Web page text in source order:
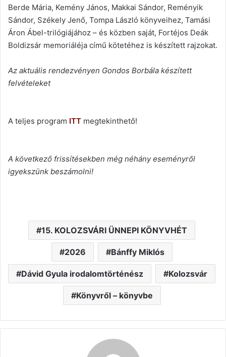
Berde Mária, Kemény János, Makkai Sándor, Reményik
Sándor, Székely Jenő, Tompa László könyveihez, Tamási
Áron Ábel-trilógiájához – és közben saját, Fortéjos Deák
Boldizsár memoriáléja című kötetéhez is készített rajzokat.
Az aktuális rendezvényen Gondos Borbála készített
felvételeket
A teljes program ITT megtekinthető!
A következő frissítésekben még néhány eseményről
igyekszünk beszámolni!
15. KOLOZSVÁRI ÜNNEPI KÖNYVHÉT
2026 Bánffy Miklós
Dávid Gyula irodalomtörténész Kolozsvár
Könyvről – könyvbe